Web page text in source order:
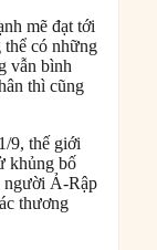
mẽ đạt tới
thể có những
vẫn bình
thì cũng
9, thế giới
khủng bố
người Ả-Rập
thương